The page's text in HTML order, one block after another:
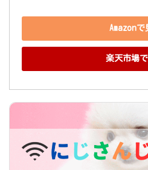
Amazonで
楽天市場